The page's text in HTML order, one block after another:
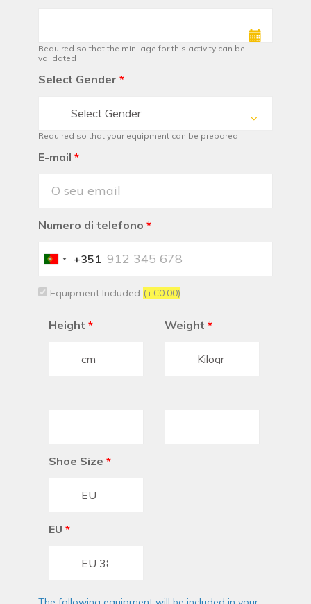
Required so that the min. age for this activity can be
validated
Select Gender *
Select Gender
Required so that your equipment can be prepared
E-mail *
Numero di telefono *
Portugal
+351
Equipment Included (+€0.00)
Height * Weight *
Shoe Size *
EU *